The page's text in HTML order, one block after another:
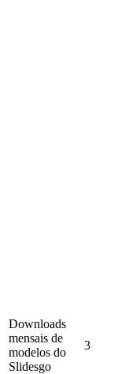
Downloads
mensais de
modelos do
Slidesgo
3